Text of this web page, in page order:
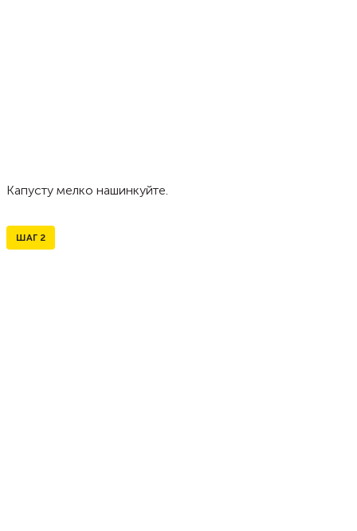
Капусту мелко нашинкуйте.
ШАГ 2